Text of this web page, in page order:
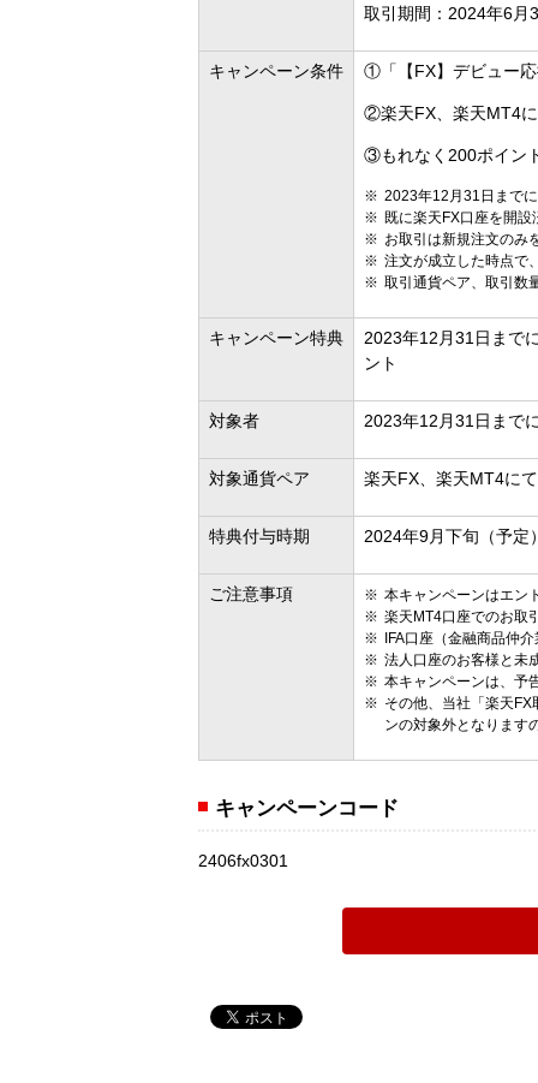
取引期間：2024年6月
キャンペーン条件 ①「【FX】デビュー
②楽天FX、楽天MT4
③もれなく200ポイン
2023年12月31日まで
既に楽天FX口座を開
お取引は新規注文のみ
注文が成立した時点で
取引通貨ペア、取引数
キャンペーン特典
2023年12月31日まで
ント
対象者 2023年12月31日まで
対象通貨ペア 楽天FX、楽天MT4に
特典付与時期 2024年9月下旬（予定
ご注意事項
本キャンペーンはエン
楽天MT4口座でのお取
IFA口座（金融商品仲
法人口座のお客様と未
本キャンペーンは、予
その他、当社「楽天
ンの対象外となります
キャンペーンコード
2406fx0301